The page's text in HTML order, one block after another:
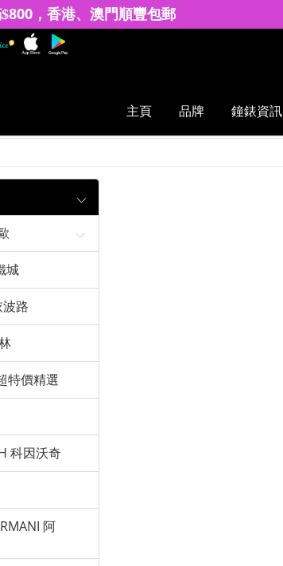
$800， 香港、澳門順豐包郵
主頁 品牌 鐘錶資訊
城
路
特價精選
科因沃奇
阿